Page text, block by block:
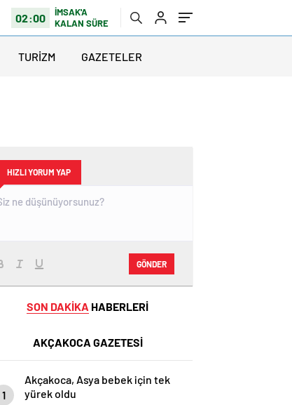
02:00
İMSAK'A
KALAN SÜRE
TURİZM GAZETELER
HIZLI YORUM YAP
GÖNDER
SON DAKİKA HABERLERİ
AKÇAKOCA GAZETESİ
1
Akçakoca, Asya bebek için tek
yürek oldu